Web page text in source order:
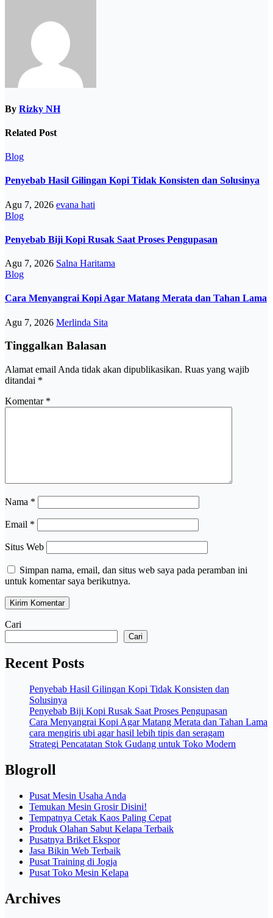
By Rizky NH
Related Post
Blog
Penyebab Hasil Gilingan Kopi Tidak Konsisten dan Solusinya
Agu 7, 2026 evana hati
Blog
Penyebab Biji Kopi Rusak Saat Proses Pengupasan
Agu 7, 2026 Salna Haritama
Blog
Cara Menyangrai Kopi Agar Matang Merata dan Tahan Lama
Agu 7, 2026 Merlinda Sita
Tinggalkan Balasan
Alamat email Anda tidak akan dipublikasikan. Ruas yang wajib
ditandai *
Komentar *
Nama *
Email *
Situs Web
Simpan nama, email, dan situs web saya pada peramban ini
untuk komentar saya berikutnya.
Cari
Cari
Recent Posts
Penyebab Hasil Gilingan Kopi Tidak Konsisten dan
Solusinya
Penyebab Biji Kopi Rusak Saat Proses Pengupasan
Cara Menyangrai Kopi Agar Matang Merata dan Tahan Lama
cara mengiris ubi agar hasil lebih tipis dan seragam
Strategi Pencatatan Stok Gudang untuk Toko Modern
Blogroll
Pusat Mesin Usaha Anda
Temukan Mesin Grosir Disini!
Tempatnya Cetak Kaos Paling Cepat
Produk Olahan Sabut Kelapa Terbaik
Pusatnya Briket Ekspor
Jasa Bikin Web Terbaik
Pusat Training di Jogja
Pusat Toko Mesin Kelapa
Archives